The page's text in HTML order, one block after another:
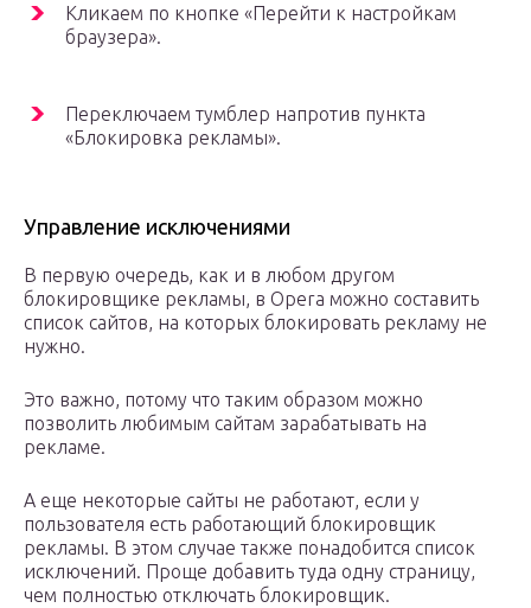
Кликаем по кнопке «Перейти к настройкам
браузера».
Переключаем тумблер напротив пункта
«Блокировка рекламы».
Управление исключениями
В первую очередь, как и в любом другом
блокировщике рекламы, в Opera можно составить
список сайтов, на которых блокировать рекламу не
нужно.
Это важно, потому что таким образом можно
позволить любимым сайтам зарабатывать на
рекламе.
А еще некоторые сайты не работают, если у
пользователя есть работающий блокировщик
рекламы. В этом случае также понадобится список
исключений. Проще добавить туда одну страницу,
чем полностью отключать блокировщик.